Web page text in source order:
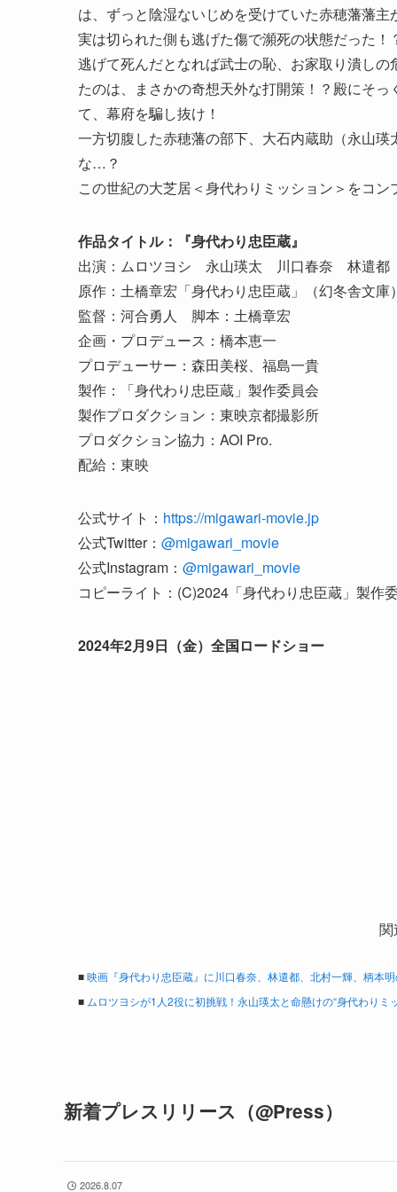
は、ずっと陰湿ないじめを受けていた赤穂藩藩
実は切られた側も逃げた傷で瀕死の状態だった！
逃げて死んだとなれば武士の恥、お家取り潰し
たのは、まさかの奇想天外な打開策！？殿にそ
て、幕府を騙し抜け！
一方切腹した赤穂藩の部下、大石内蔵助（永山
な…？
この世紀の大芝居＜身代わりミッション＞をコ
作品タイトル：『身代わり忠臣蔵』
出演：ムロツヨシ 永山瑛太 川口春奈 林遣
原作：土橋章宏「身代わり忠臣蔵」（幻冬舎文庫
監督：河合勇人 脚本：土橋章宏
企画・プロデュース：橋本恵一
プロデューサー：森田美桜、福島一貴
製作：「身代わり忠臣蔵」製作委員会
製作プロダクション：東映京都撮影所
プロダクション協力：AOI Pro.
配給：東映
公式サイト： https://migawari-movie.jp
公式Twitter： @migawari_movie
公式Instagram： @migawari_movie
コピーライト：(C)2024「身代わり忠臣蔵」製作
2024年2月9日（金）全国ロードショー
関
■映画『身代わり忠臣蔵』に川口春奈、林遣都、北村一輝、柄本
■ ムロツヨシが1人2役に初挑戦！永山瑛太と命懸けの“身代わり
新着プレスリリース（@Press）
2026.8.07